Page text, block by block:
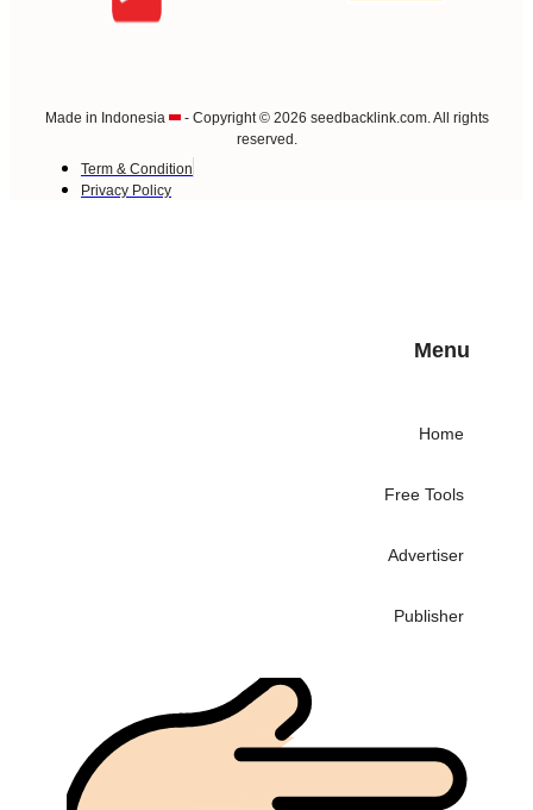
Made in Indonesia
- Copyright © 2026 seedbacklink.com. All rights
reserved.
Term & Condition
Privacy Policy
Menu
Home
Free Tools
Advertiser
Publisher